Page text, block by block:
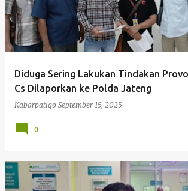
Diduga Sering Lakukan Tindakan
Cs Dilaporkan ke Polda Jateng
Kabarpatigo September 15, 2025
0